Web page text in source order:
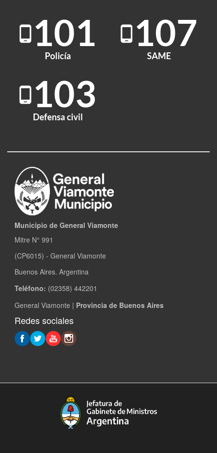
Municipio de General Viamonte
Mitre N° 991
(CP6015) - General Viamonte
Buenos Aires. Argentina
Teléfono: (02358) 442201
General Viamonte | Provincia de Buenos Aires
Redes sociales